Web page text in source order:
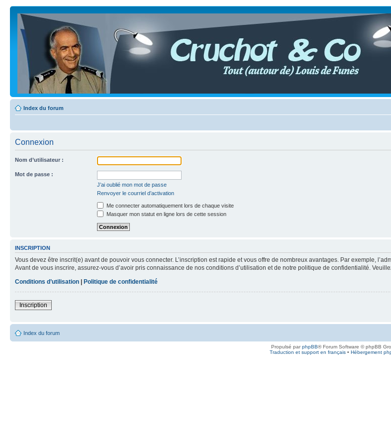
Index du forum
Connexion
Nom d’utilisateur :
Mot de passe :
J’ai oublié mon mot de passe
Renvoyer le courriel d’activation
Me connecter automatiquement lors de chaque visite
Masquer mon statut en ligne lors de cette session
INSCRIPTION
Vous devez être inscrit(e) avant de pouvoir vous connecter. L’inscription est rapide et vous offre de nombreux avantages. Par exemple,
Avant de vous inscrire, assurez-vous d’avoir pris connaissance de nos conditions d’utilisation et de notre politique de confidentialité.
Conditions d’utilisation | Politique de confidentialité
Inscription
Index du forum
Propulsé parphpBB® Forum Software © phpBB
Traduction et support en français• Hébergement